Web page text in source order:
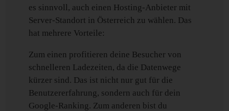
es sinnvoll, auch einen Hosting-Anbieter mit
Server-Standort in Österreich zu wählen. Das
hat mehrere Vorteile:
Zum einen profitieren deine Besucher von
schnelleren Ladezeiten, da die Datenwege
kürzer sind. Das ist nicht nur gut für die
Benutzererfahrung, sondern auch für dein
Google-Ranking. Zum anderen bist du